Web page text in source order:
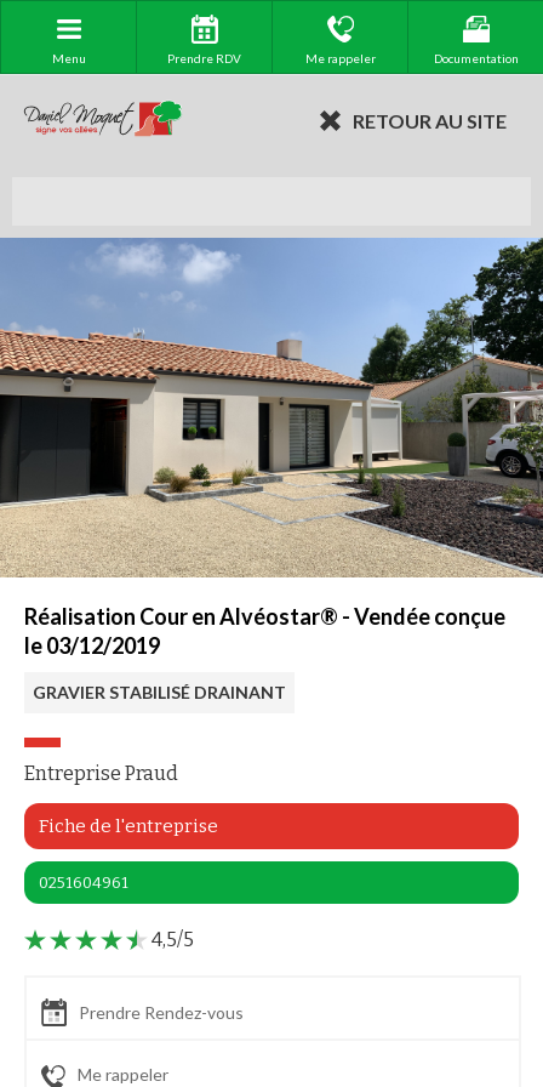
Menu Prendre RDV Me rappeler Documentation
RETOUR AU SITE
Réalisation Cour en Alvéostar® - Vendée conçue
le 03/12/2019
GRAVIER STABILISÉ DRAINANT
Entreprise Praud
Fiche de l'entreprise
0251604961
4,5/5
Prendre Rendez-vous
Me rappeler